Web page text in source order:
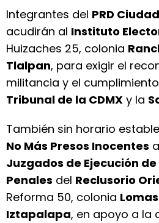
Integrantes del PRD
acudirán al Instituto
Huizaches 25, colonia
Tlalpan, para exigir el
militancia y el
Tribunal de la CDMX y la
También sin horario
No Más Presos Inocentes
Juzgados de Ejecución
Penales del Reclusorio
Reforma 50, colonia
Iztapalapa, en apoyo a la